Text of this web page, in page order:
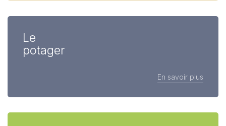
Le
potager
En savoir plus